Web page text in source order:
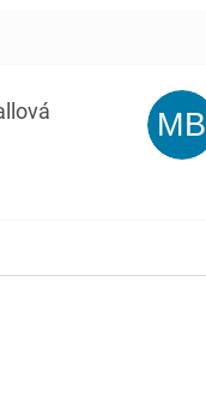
je 5 z 5 hviezdičiek.
MB